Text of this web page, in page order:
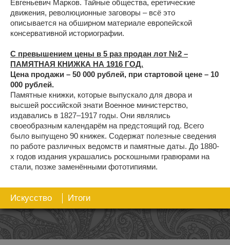
Евгеньевич Марков. Тайные общества, еретические
движения, революционные заговоры – всё это
описывается на обширном материале европейской
консервативной историографии.
С превышением цены в 5 раз продан лот №2 –
ПАМЯТНАЯ КНИЖКА НА 1916 ГОД.
Цена продажи – 50 000 рублей, при стартовой цене – 10
000 рублей.
Памятные книжки, которые выпускало для двора и
высшей российской знати Военное министерство,
издавались в 1827–1917 годы. Они являлись
своеобразным календарём на предстоящий год. Всего
было выпущено 90 книжек. Содержат полезные сведения
по работе различных ведомств и памятные даты. До 1880-
х годов издания украшались роскошными гравюрами на
стали, позже заменёнными фототипиями.
Искусство Итоги